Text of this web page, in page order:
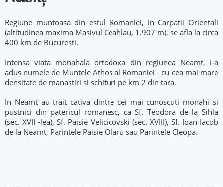
Regiune muntoasa din estul Romaniei, in Carpatii Orientali
(altitudinea maxima Masivul Ceahlau, 1.907 m), se afla la circa
400 km de Bucuresti.
Intensa viata monahala ortodoxa din regiunea Neamt, i-a
adus numele de Muntele Athos al Romaniei - cu cea mai mare
densitate de manastiri si schituri pe km 2 din tara.
In Neamt au trait cativa dintre cei mai cunoscuti monahi si
pustnici din patericul romanesc, ca Sf. Teodora de la Sihla
(sec. XVII -lea), Sf. Paisie Velicicovski (sec. XVIII), Sf. Ioan Iacob
de la Neamt, Parintele Paisie Olaru sau Parintele Cleopa.